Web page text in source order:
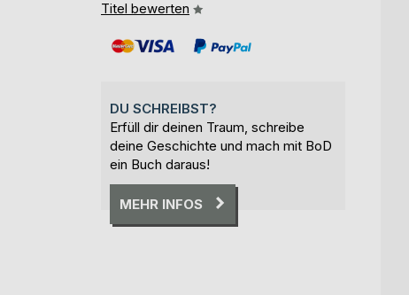
Titel bewerten
DU SCHREIBST?
Erfüll dir deinen Traum, schreibe
deine Geschichte und mach mit BoD
ein Buch daraus!
MEHR INFOS